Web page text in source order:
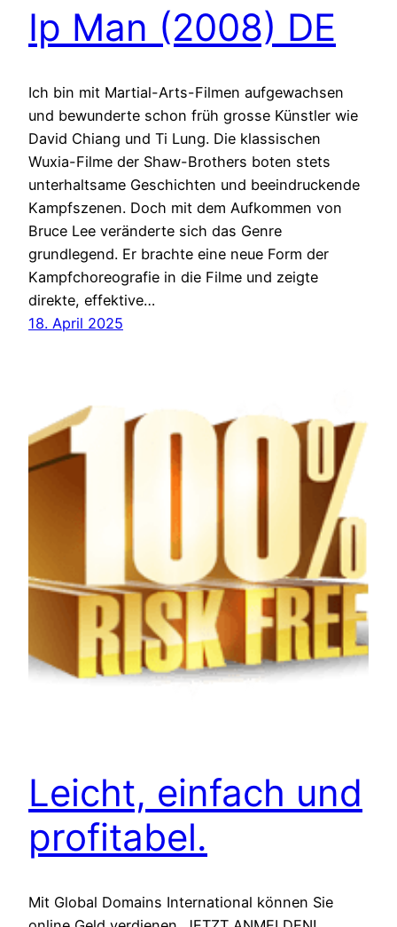
Ip Man (2008) DE
Ich bin mit Martial-Arts-Filmen aufgewachsen
und bewunderte schon früh grosse Künstler wie
David Chiang und Ti Lung. Die klassischen
Wuxia-Filme der Shaw-Brothers boten stets
unterhaltsame Geschichten und beeindruckende
Kampfszenen. Doch mit dem Aufkommen von
Bruce Lee veränderte sich das Genre
grundlegend. Er brachte eine neue Form der
Kampfchoreografie in die Filme und zeigte
direkte, effektive…
18. April 2025
Leicht, einfach und
profitabel.
Mit Global Domains International können Sie